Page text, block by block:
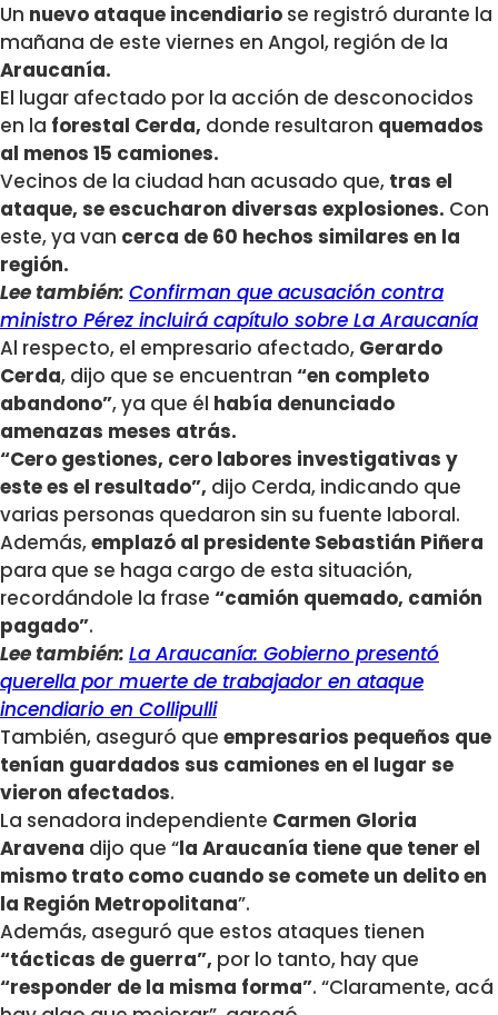
Un nuevo ataque incendiario se registró durante la
mañana de este viernes en Angol, región de la
Araucanía.
El lugar afectado por la acción de desconocidos
en la forestal Cerda, donde resultaron quemados
al menos 15 camiones.
Vecinos de la ciudad han acusado que, tras el
ataque, se escucharon diversas explosiones. Con
este, ya van cerca de 60 hechos similares en la
región.
Lee también: Confirman que acusación contra
ministro Pérez incluirá capítulo sobre La Araucanía
Al respecto, el empresario afectado, Gerardo
Cerda, dijo que se encuentran “en completo
abandono”, ya que él había denunciado
amenazas meses atrás.
“Cero gestiones, cero labores investigativas y
este es el resultado”, dijo Cerda, indicando que
varias personas quedaron sin su fuente laboral.
Además,emplazó al presidente Sebastián Piñera
para que se haga cargo de esta situación,
recordándole la frase “camión quemado, camión
pagado”.
Lee también: La Araucanía: Gobierno presentó
querella por muerte de trabajador en ataque
incendiario en Collipulli
También, aseguró que empresarios pequeños que
tenían guardados sus camiones en el lugar se
vieron afectados.
La senadora independiente Carmen Gloria
Aravena dijo que “la Araucanía tiene que tener el
mismo trato como cuando se comete un delito en
la Región Metropolitana”.
Además, aseguró que estos ataques tienen
“tácticas de guerra”, por lo tanto, hay que
“responder de la misma forma”. “Claramente, acá